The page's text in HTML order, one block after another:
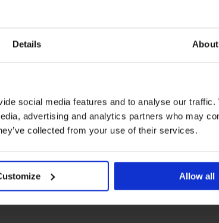
Details About
social media features and to analyse our traffic.
advertising and analytics partners who may
collected from your use of their services.
Allow all
za oblikovanje
bež
Razprodaja
Popust -50%
Dolga spalna srajca DKNY
Autumn Spice